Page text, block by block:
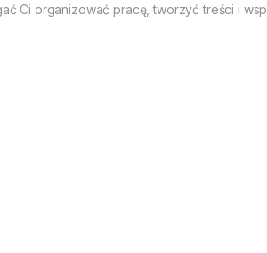
Ci organizować pracę, tworzyć treści i